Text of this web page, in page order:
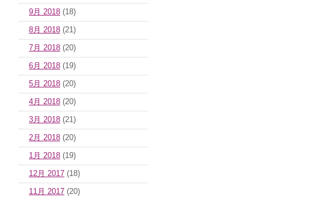
9月 2018 (18)
8月 2018 (21)
7月 2018 (20)
6月 2018 (19)
5月 2018 (20)
4月 2018 (20)
3月 2018 (21)
2月 2018 (20)
1月 2018 (19)
12月 2017 (18)
11月 2017 (20)